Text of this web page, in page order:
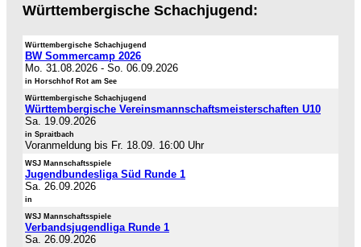
Württembergische Schachjugend:
Württembergische Schachjugend
BW Sommercamp 2026
Mo. 31.08.2026 - So. 06.09.2026
in Horschhof Rot am See
Württembergische Schachjugend
Württembergische Vereinsmannschaftsmeisterschaften U10
Sa. 19.09.2026
in Spraitbach
Voranmeldung bis Fr. 18.09. 16:00 Uhr
WSJ Mannschaftsspiele
Jugendbundesliga Süd Runde 1
Sa. 26.09.2026
in
WSJ Mannschaftsspiele
Verbandsjugendliga Runde 1
Sa. 26.09.2026